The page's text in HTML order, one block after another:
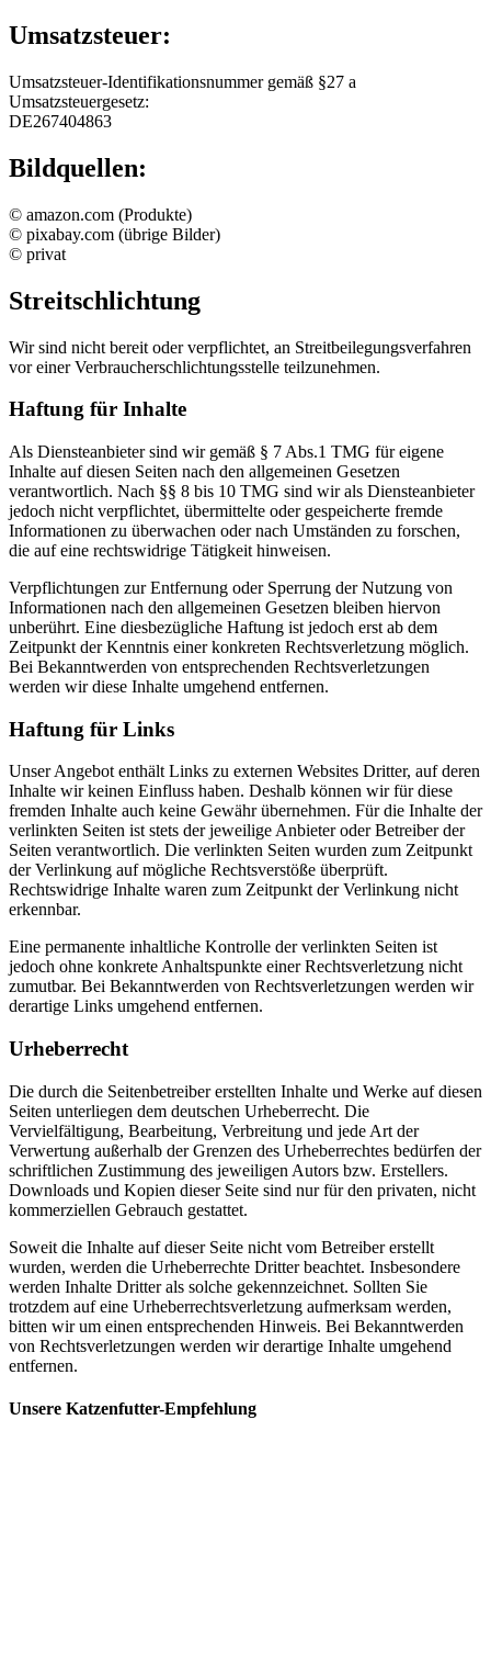
Umsatzsteuer:
Umsatzsteuer-Identifikationsnummer gemäß §27 a
Umsatzsteuergesetz:
DE267404863
Bildquellen:
© amazon.com (Produkte)
© pixabay.com (übrige Bilder)
© privat
Streitschlichtung
Wir sind nicht bereit oder verpflichtet, an Streitbeilegungsverfahren
vor einer Verbraucherschlichtungsstelle teilzunehmen.
Haftung für Inhalte
Als Diensteanbieter sind wir gemäß § 7 Abs.1 TMG für eigene
Inhalte auf diesen Seiten nach den allgemeinen Gesetzen
verantwortlich. Nach §§ 8 bis 10 TMG sind wir als Diensteanbieter
jedoch nicht verpflichtet, übermittelte oder gespeicherte fremde
Informationen zu überwachen oder nach Umständen zu forschen,
die auf eine rechtswidrige Tätigkeit hinweisen.
Verpflichtungen zur Entfernung oder Sperrung der Nutzung von
Informationen nach den allgemeinen Gesetzen bleiben hiervon
unberührt. Eine diesbezügliche Haftung ist jedoch erst ab dem
Zeitpunkt der Kenntnis einer konkreten Rechtsverletzung möglich.
Bei Bekanntwerden von entsprechenden Rechtsverletzungen
werden wir diese Inhalte umgehend entfernen.
Haftung für Links
Unser Angebot enthält Links zu externen Websites Dritter, auf deren
Inhalte wir keinen Einfluss haben. Deshalb können wir für diese
fremden Inhalte auch keine Gewähr übernehmen. Für die Inhalte der
verlinkten Seiten ist stets der jeweilige Anbieter oder Betreiber der
Seiten verantwortlich. Die verlinkten Seiten wurden zum Zeitpunkt
der Verlinkung auf mögliche Rechtsverstöße überprüft.
Rechtswidrige Inhalte waren zum Zeitpunkt der Verlinkung nicht
erkennbar.
Eine permanente inhaltliche Kontrolle der verlinkten Seiten ist
jedoch ohne konkrete Anhaltspunkte einer Rechtsverletzung nicht
zumutbar. Bei Bekanntwerden von Rechtsverletzungen werden wir
derartige Links umgehend entfernen.
Urheberrecht
Die durch die Seitenbetreiber erstellten Inhalte und Werke auf diesen
Seiten unterliegen dem deutschen Urheberrecht. Die
Vervielfältigung, Bearbeitung, Verbreitung und jede Art der
Verwertung außerhalb der Grenzen des Urheberrechtes bedürfen der
schriftlichen Zustimmung des jeweiligen Autors bzw. Erstellers.
Downloads und Kopien dieser Seite sind nur für den privaten, nicht
kommerziellen Gebrauch gestattet.
Soweit die Inhalte auf dieser Seite nicht vom Betreiber erstellt
wurden, werden die Urheberrechte Dritter beachtet. Insbesondere
werden Inhalte Dritter als solche gekennzeichnet. Sollten Sie
trotzdem auf eine Urheberrechtsverletzung aufmerksam werden,
bitten wir um einen entsprechenden Hinweis. Bei Bekanntwerden
von Rechtsverletzungen werden wir derartige Inhalte umgehend
entfernen.
Unsere Katzenfutter-Empfehlung